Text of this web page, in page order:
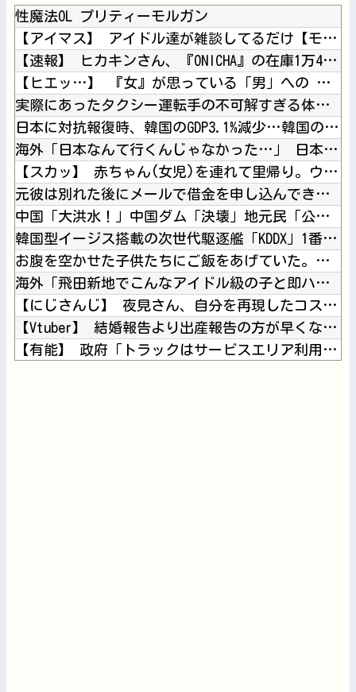
性魔法OL プリティーモルガン
【アイマス】 アイドル達が雑談してるだけ【モバマス】
【速報】 ヒカキンさん、『ONICHA』の在庫1万4400本...
【ヒエッ…】 『女』が思っている「男」への “本 音” がコ...
実際にあったタクシー運転手の不可解すぎる体験談
日本に対抗報復時、韓国のGDP3.1%減少…韓国の被害がより...
海外「日本なんて行くんじゃなかった…」 日本を知ってしまった...
【スカッ】 赤ちゃん(女児)を連れて里帰り。ウザトメ「嫁子み...
元彼は別れた後にメールで借金を申し込んできたので、会ってその...
中国「大洪水！」中国ダム「決壊」地元民「公式発表より死者多い...
韓国型イージス搭載の次世代駆逐艦「KDDX」1番艦…2032...
お腹を空かせた子供たちにご飯をあげていた。ほんと助かるわ、ど...
海外「飛田新地でこんなアイドル級の子と即ハメできるのかよ」⇒...
【にじさんじ】 夜見さん、自分を再現したコスプレに興奮【コス...
【Vtuber】 結婚報告より出産報告の方が早くなるとこうい...
【有能】 政府「トラックはサービスエリア利用有料化すればサボ...